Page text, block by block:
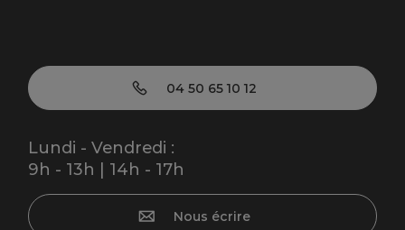
04 50 65 10 12
Lundi - Vendredi :
9h - 13h | 14h - 17h
Nous écrire